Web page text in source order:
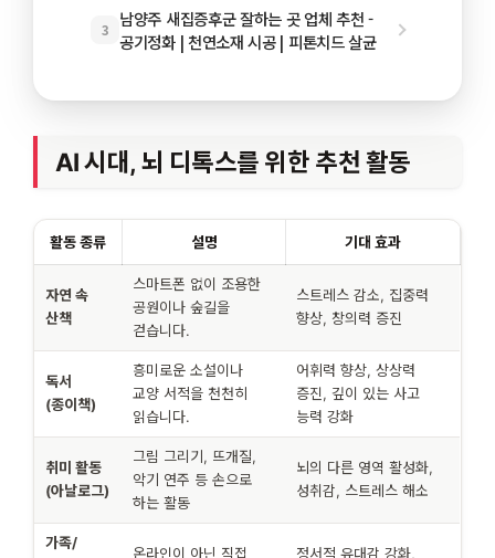
3
남양주 새집증후군 잘하는 곳 업체 추천 -
공기정화 | 천연소재 시공 | 피톤치드 살균
AI 시대, 뇌 디톡스를 위한 추천 활동
활동 종류 설명 기대 효과
자연 속
산책
스마트폰 없이 조용한
공원이나 숲길을
걷습니다.
스트레스 감소, 집중력
향상, 창의력 증진
독서
(종이책)
흥미로운 소설이나
교양 서적을 천천히
읽습니다.
어휘력 향상, 상상력
증진, 깊이 있는 사고
능력 강화
취미 활동
(아날로그)
그림 그리기, 뜨개질,
악기 연주 등 손으로
하는 활동
뇌의 다른 영역 활성화,
성취감, 스트레스 해소
가족/
온라인이 아닌 직접 정서적 유대감 강화,